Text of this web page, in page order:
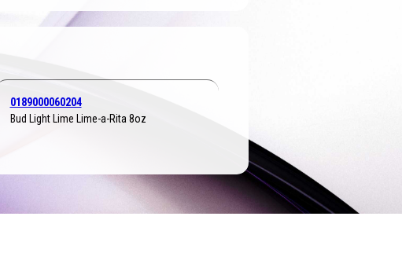
0189000060204
Bud Light Lime Lime-a-Rita 8oz